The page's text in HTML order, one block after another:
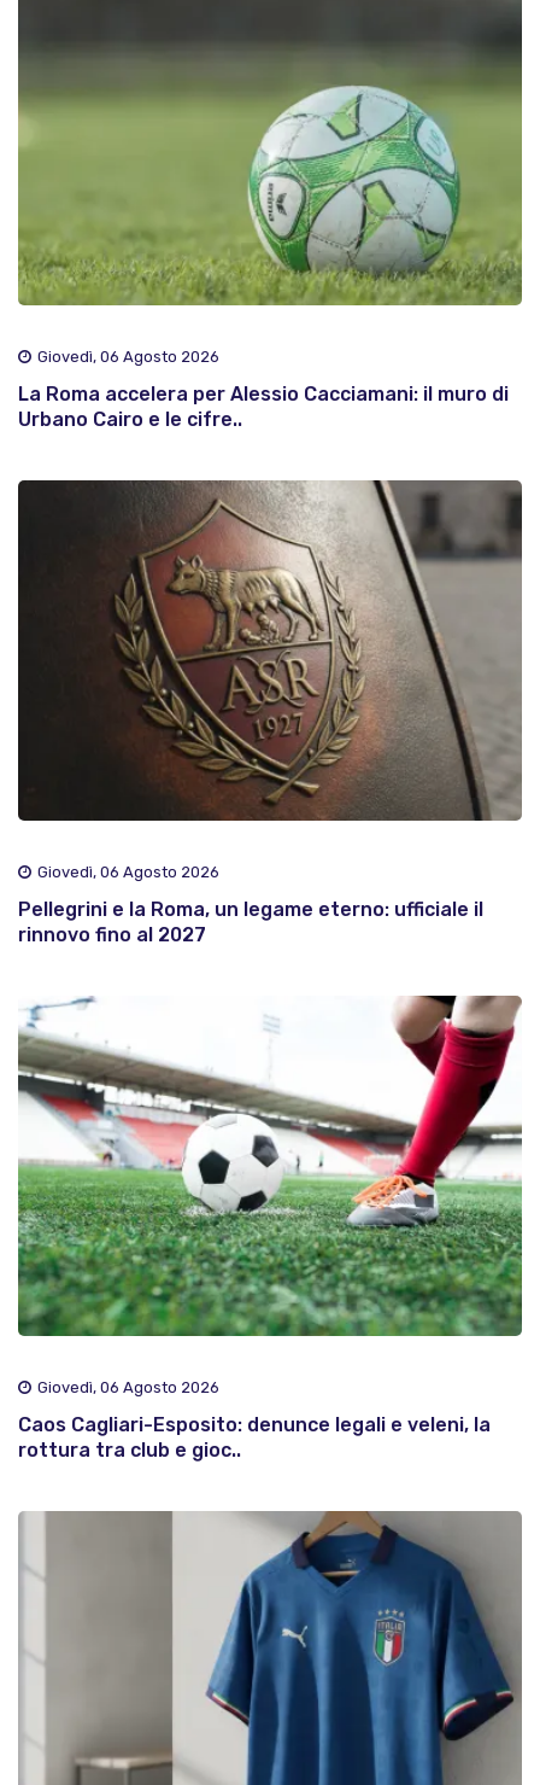
Giovedì, 06 Agosto 2026
La Roma accelera per Alessio Cacciamani: il muro di
Urbano Cairo e le cifre..
Giovedì, 06 Agosto 2026
Pellegrini e la Roma, un legame eterno: ufficiale il
rinnovo fino al 2027
Giovedì, 06 Agosto 2026
Caos Cagliari-Esposito: denunce legali e veleni, la
rottura tra club e gioc..